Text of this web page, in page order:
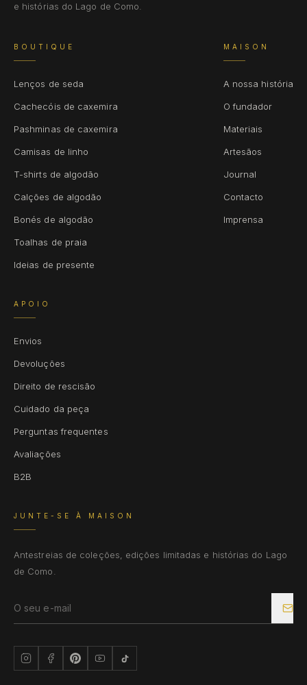
e histórias do Lago de Como.
BOUTIQUE
Lenços de seda
Cachecóis de caxemira
Pashminas de caxemira
Camisas de linho
T-shirts de algodão
Calções de algodão
Bonés de algodão
Toalhas de praia
Ideias de presente
MAISON
A nossa história
O fundador
Materiais
Artesãos
Journal
Contacto
Imprensa
APOIO
Envios
Devoluções
Direito de rescisão
Cuidado da peça
Perguntas frequentes
Avaliações
B2B
JUNTE-SE À MAISON
Antestreias de coleções, edições limitadas e histórias do Lago
de Como.